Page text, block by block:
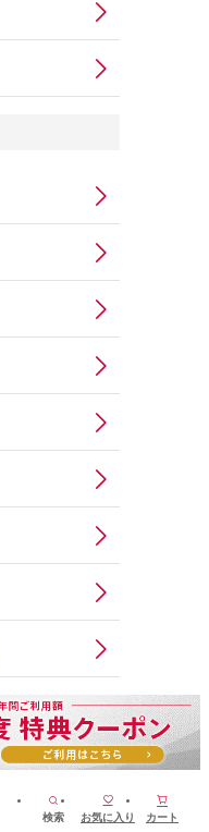
検索 お気に入り カート